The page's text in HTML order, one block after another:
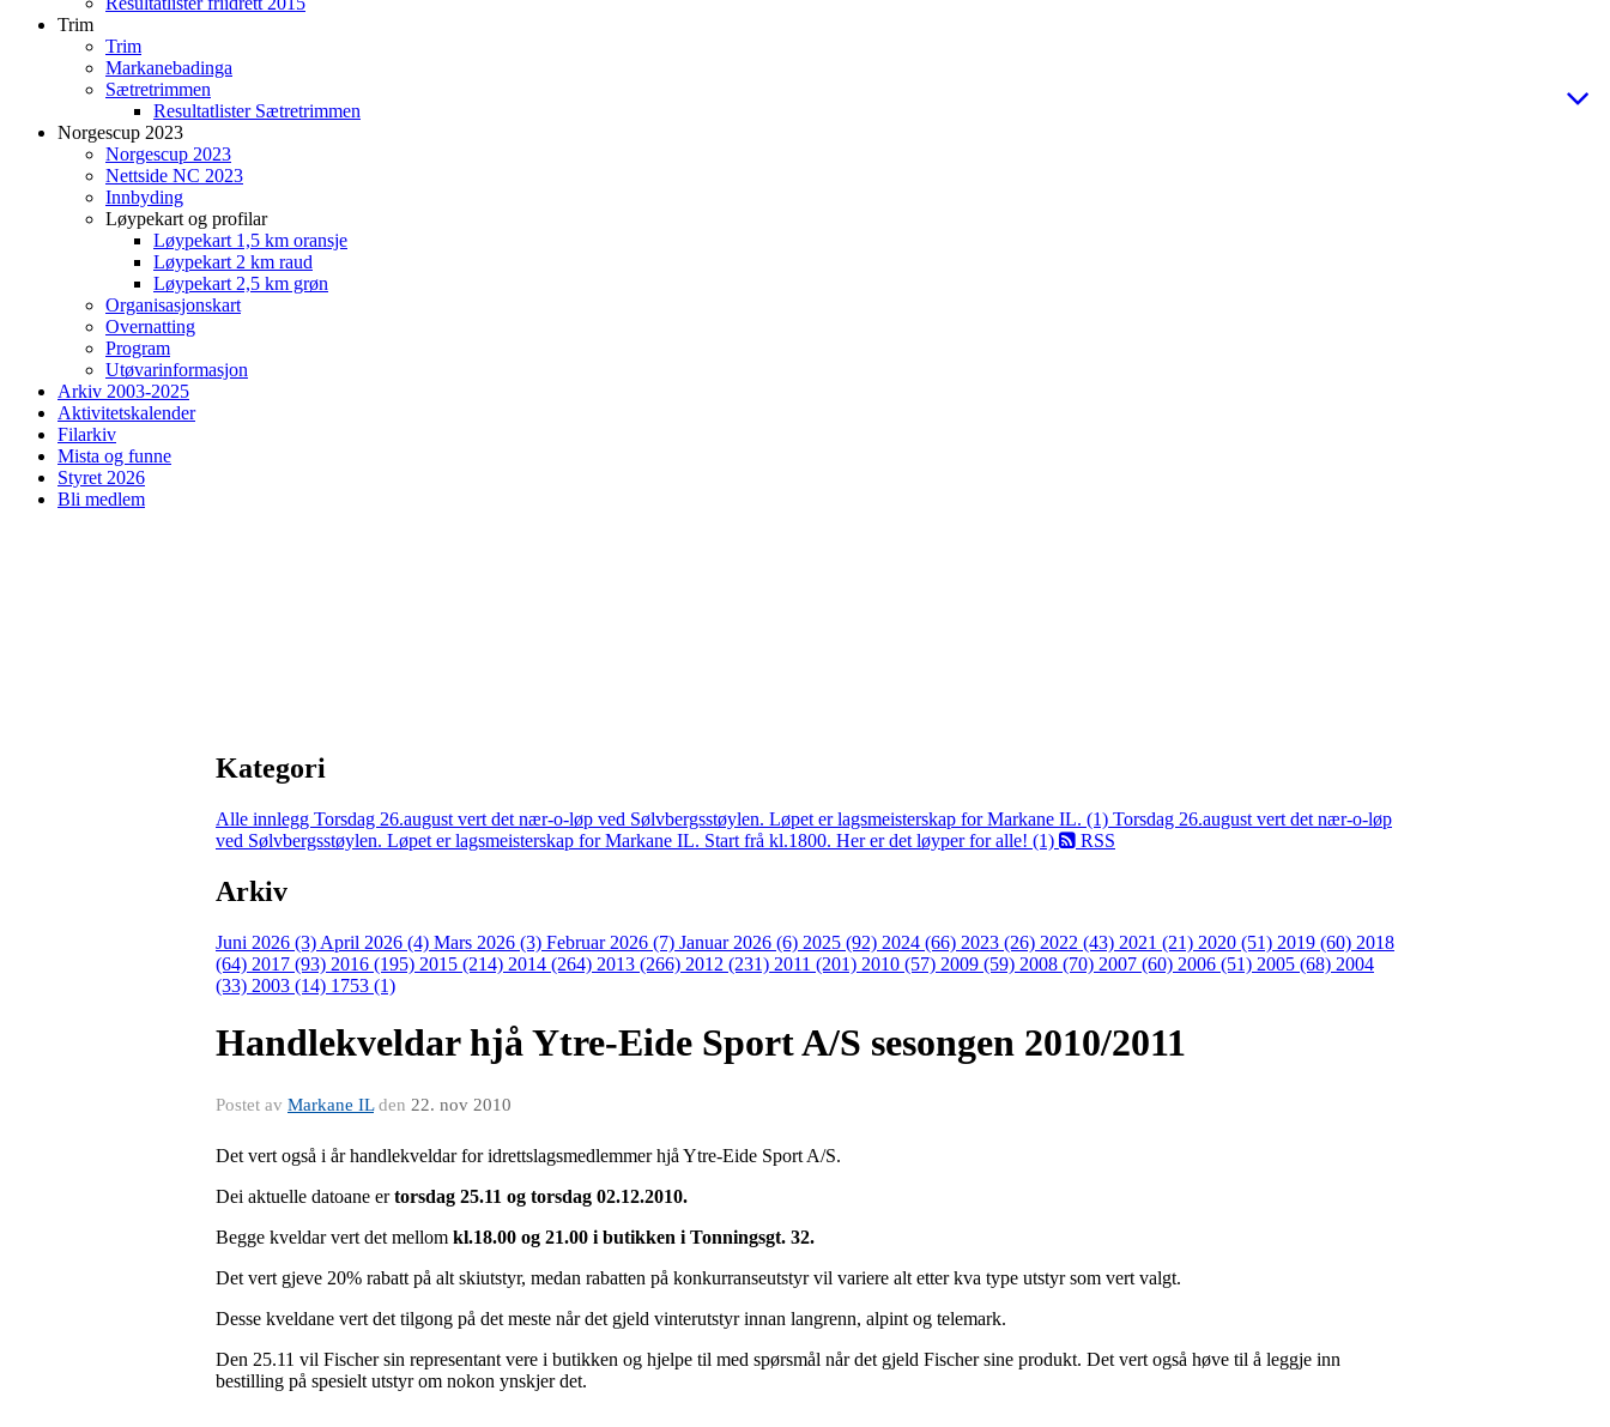
Trim
Trim
Markanebadinga
Sætretrimmen
Resultatlister Sætretrimmen
Norgescup 2023
Norgescup 2023
Nettside NC 2023
Innbyding
Løypekart og profilar
Løypekart 1,5 km oransje
Løypekart 2 km raud
Løypekart 2,5 km grøn
Organisasjonskart
Overnatting
Program
Utøvarinformasjon
Arkiv 2003-2025
Aktivitetskalender
Filarkiv
Mista og funne
Styret 2026
Bli medlem
Kategori
Alle innlegg Torsdag 26.august vert det nær-o-løp ved Sølvbergsstøylen. Løpet er lagsmeisterskap for Markane IL. (1) Torsdag 26.august vert det nær-o-løp
ved Sølvbergsstøylen. Løpet er lagsmeisterskap for Markane IL. Start frå kl.1800. Her er det løyper for alle! (1)
RSS
Arkiv
Juni 2026 (3) April 2026 (4) Mars 2026 (3) Februar 2026 (7) Januar 2026 (6) 2025 (92) 2024 (66) 2023 (26) 2022 (43) 2021 (21) 2020 (51) 2019 (60) 2018
(64) 2017 (93) 2016 (195) 2015 (214) 2014 (264) 2013 (266) 2012 (231) 2011 (201) 2010 (57) 2009 (59) 2008 (70) 2007 (60) 2006 (51) 2005 (68) 2004
(33) 2003 (14) 1753 (1)
Handlekveldar hjå Ytre-Eide Sport A/S sesongen 2010/2011
Postet av Markane ILden 22. nov 2010
Det vert også i år handlekveldar for idrettslagsmedlemmer hjå Ytre-Eide Sport A/S.
Dei aktuelle datoane ertorsdag 25.11 og torsdag 02.12.2010.
Begge kveldar vert det mellom kl.18.00 og 21.00 i butikken i Tonningsgt. 32.
Det vert gjeve 20% rabatt på alt skiutstyr, medan rabatten på konkurranseutstyr vil variere alt etter kva type utstyr som vert valgt.
Desse kveldane vert det tilgong på det meste når det gjeld vinterutstyr innan langrenn, alpint og telemark.
Den 25.11 vil Fischer sin representant vere i butikken og hjelpe til med spørsmål når det gjeld Fischer sine produkt. Det vert også høve til å leggje inn
bestilling på spesielt utstyr om nokon ynskjer det.